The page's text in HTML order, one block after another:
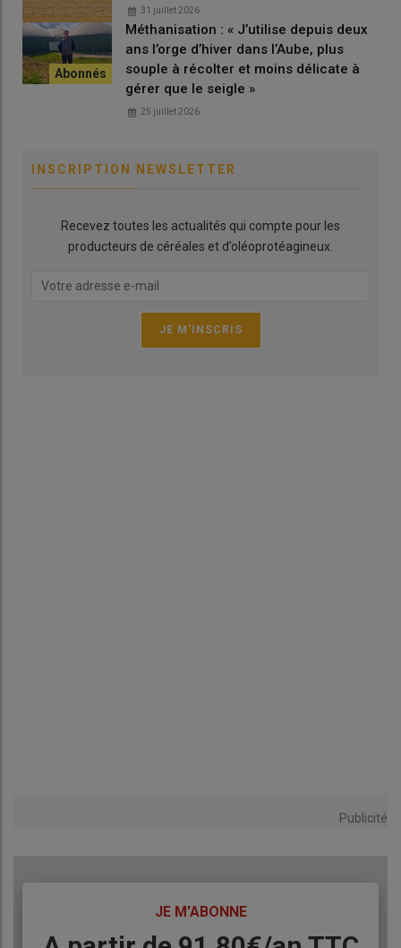
31 juillet 2026
Méthanisation : « J’utilise depuis deux
ans l’orge d’hiver dans l’Aube, plus
souple à récolter et moins délicate à
gérer que le seigle »
25 juillet 2026
INSCRIPTION NEWSLETTER
Recevez toutes les actualités qui compte pour les
producteurs de céréales et d’oléoprotéagineux.
Publicité
JE M'ABONNE